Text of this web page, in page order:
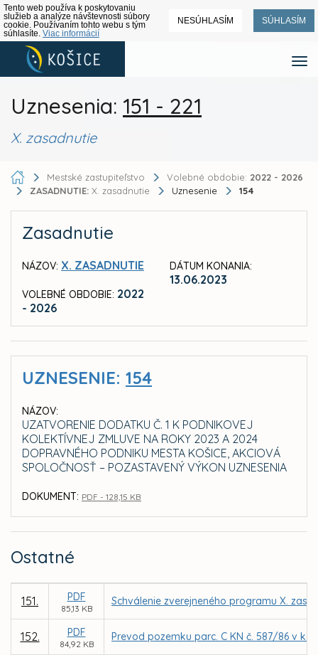
Tento web používa k poskytovaniu
služieb a analýze návštevnosti súbory
cookie. Používaním tohto webu s tým
súhlasíte. Viac informácií
NESÚHLASÍM SÚHLASÍM
Uznesenia: 151 - 221
X. zasadnutie
Mestské zastupiteľstvo Volebné obdobie: 2022 - 2026
ZASADNUTIE: X. zasadnutie Uznesenie 154
Zasadnutie
NÁZOV: X. ZASADNUTIE
VOLEBNÉ OBDOBIE: 2022
- 2026
DÁTUM KONANIA:
13.06.2023
UZNESENIE: 154
NÁZOV:
UZATVORENIE DODATKU Č. 1 K PODNIKOVEJ
KOLEKTÍVNEJ ZMLUVE NA ROKY 2023 A 2024
DOPRAVNÉHO PODNIKU MESTA KOŠICE, AKCIOVÁ
SPOLOČNOSŤ – POZASTAVENÝ VÝKON UZNESENIA
DOKUMENT: PDF - 128,15 KB
Ostatné
151. PDF
85,13 KB
Schválenie zverejneného programu X.
152. PDF
84,92 KB
Prevod pozemku parc. C KN č. 587/86 v